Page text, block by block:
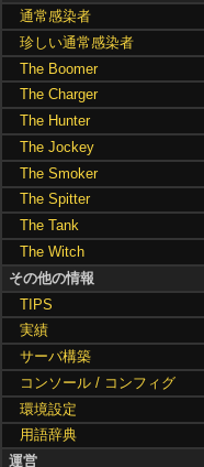
通常感染者
珍しい通常感染者
The Boomer
The Charger
The Hunter
The Jockey
The Smoker
The Spitter
The Tank
The Witch
その他の情報
TIPS
実績
サーバ構築
コンソール / コンフィグ
環境設定
用語辞典
運営